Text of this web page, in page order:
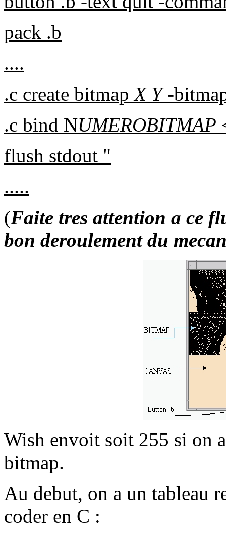
pack .b
....
.c create bitmap X Y-
.c bind NUMEROBITMAP
flush stdout "
.....
(Faite tres attention a ce
bon deroulement du
Wish envoit soit 255 si on
bitmap.
Au debut, on a un tableau
coder en C :